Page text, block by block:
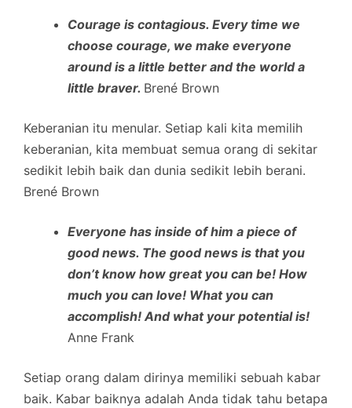
Courage is contagious. Every time we
choose courage, we make everyone
around is a little better and the world a
little braver. Brené Brown
Keberanian itu menular. Setiap kali kita memilih
keberanian, kita membuat semua orang di sekitar
sedikit lebih baik dan dunia sedikit lebih berani.
Brené Brown
Everyone has inside of him a piece of
good news. The good news is that you
don’t know how great you can be! How
much you can love! What you can
accomplish! And what your potential is!
Anne Frank
Setiap orang dalam dirinya memiliki sebuah kabar
baik. Kabar baiknya adalah Anda tidak tahu betapa